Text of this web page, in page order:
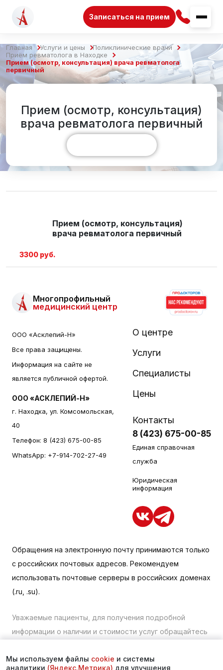
Записаться на прием
Главная Услуги и цены
Поликлинические врачи
Приём ревматолога в Находке
Прием (осмотр, консультация) врача ревматолога
первичный
Прием (осмотр, консультация)
врача ревматолога первичный
Прием (осмотр, консультация)
врача ревматолога первичный
3300 руб.
Многопрофильный
медицинский центр
ООО «Асклепий-Н»
Все права защищены.
Информация на сайте не
является публичной офертой.
ООО «АСКЛЕПИЙ-Н»
г. Находка, ул. Комсомольская,
40
Телефон: 8 (423) 675-00-85
WhatsApp: +7-914-702-27-49
О центре
Услуги
Специалисты
Цены
Контакты
8 (423) 675-00-85
Единая справочная
служба
Юридическая
информация
Обращения на электронную почту принимаются только
с российских почтовых адресов. Рекомендуем
использовать почтовые серверы в российских доменах
(.ru, .su).
Уважаемые пациенты, для получения подробной
информации о наличии и стоимости услуг обращайтесь
связи или по телефону в Находке:+7 (423) 675-00-85
Мы используем файлы cookie и системы
аналитики (Яндекс.Метрика) для улучшения